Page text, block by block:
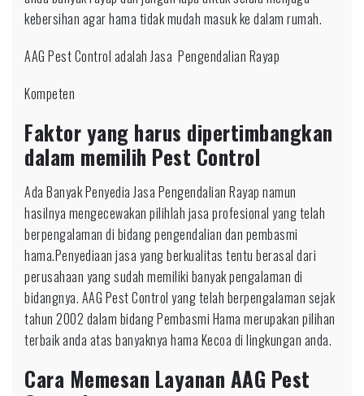
kebersihan agar hama tidak mudah masuk ke dalam rumah.
AAG Pest Control adalah Jasa Pengendalian Rayap
Kompeten
Faktor yang harus dipertimbangkan
dalam memilih Pest Control
Ada Banyak Penyedia Jasa Pengendalian Rayap namun
hasilnya mengecewakan pilihlah jasa profesional yang telah
berpengalaman di bidang pengendalian dan pembasmi
hama.Penyediaan jasa yang berkualitas tentu berasal dari
perusahaan yang sudah memiliki banyak pengalaman di
bidangnya. AAG Pest Control yang telah berpengalaman sejak
tahun 2002 dalam bidang Pembasmi Hama merupakan pilihan
terbaik anda atas banyaknya hama Kecoa di lingkungan anda.
Cara Memesan Layanan AAG Pest